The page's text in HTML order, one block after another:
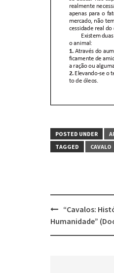
POSTED UNDER
TAGGED
CAVALO
Post
navigation
“Cavalos:
Humanidade”